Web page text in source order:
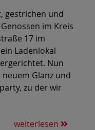
gestrichen und
im Kreis
17 im
Ladenlokal
Nun
Glanz und
zu der wir
weiterlesen